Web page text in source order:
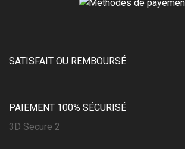
SATISFAIT OU REMBOURSÉ
PAIEMENT 100% SÉCURISÉ
3D Secure 2